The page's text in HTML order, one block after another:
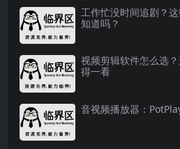
工作忙没时间追剧？
知道吗？
视频剪辑软件怎么选
得一看
音视频播放器：